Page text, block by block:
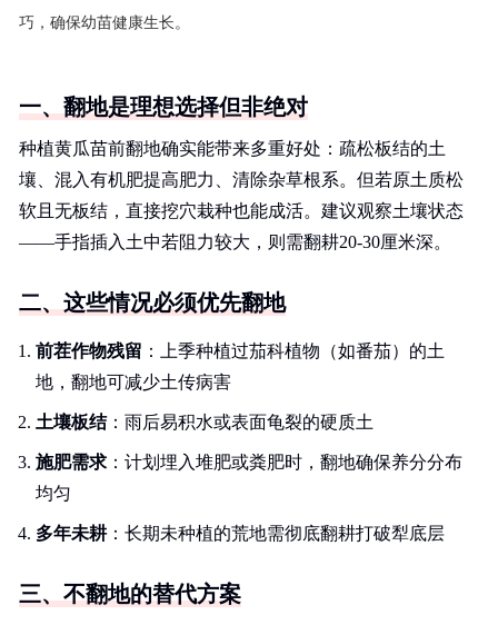
巧，确保幼苗健康生长。
一、翻地是理想选择但非绝对
种植黄瓜苗前翻地确实能带来多重好处：疏松板结的土
壤、混入有机肥提高肥力、清除杂草根系。但若原土质松
软且无板结，直接挖穴栽种也能成活。建议观察土壤状态
——手指插入土中若阻力较大，则需翻耕20-30厘米深。
二、这些情况必须优先翻地
前茬作物残留 ：上季种植过茄科植物（如番茄）的土
地，翻地可减少土传病害
土壤板结：雨后易积水或表面龟裂的硬质土
施肥需求 ：计划埋入堆肥或粪肥时，翻地确保养分分布
均匀
多年未耕：长期未种植的荒地需彻底翻耕打破犁底层
三、不翻地的替代方案